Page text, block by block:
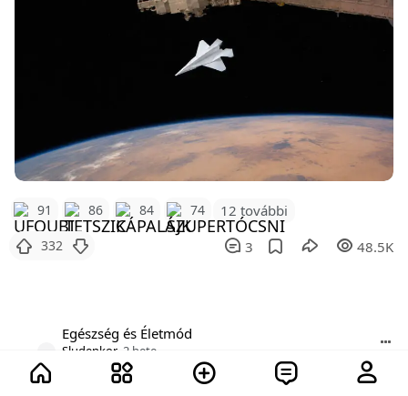
91 86 84 74 12 további
332 3 48.5K
Egészség és Életmód
Sludenkor 2 hete
11 hiba, amit még a jól nevelt nők is